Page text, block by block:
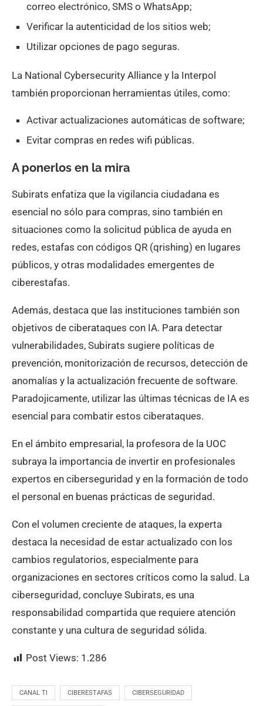
correo electrónico, SMS o WhatsApp;
Verificar la autenticidad de los sitios web;
Utilizar opciones de pago seguras.
La National Cybersecurity Alliance y la Interpol
también proporcionan herramientas útiles, como:
Activar actualizaciones automáticas de software;
Evitar compras en redes wifi públicas.
A ponerlos en la mira
Subirats enfatiza que la vigilancia ciudadana es
esencial no sólo para compras, sino también en
situaciones como la solicitud pública de ayuda en
redes, estafas con códigos QR (qrishing) en lugares
públicos, y otras modalidades emergentes de
ciberestafas.
Además, destaca que las instituciones también son
objetivos de ciberataques con IA. Para detectar
vulnerabilidades, Subirats sugiere políticas de
prevención, monitorización de recursos, detección de
anomalías y la actualización frecuente de software.
Paradojicamente, utilizar las últimas técnicas de IA es
esencial para combatir estos ciberataques.
En el ámbito empresarial, la profesora de la UOC
subraya la importancia de invertir en profesionales
expertos en ciberseguridad y en la formación de todo
el personal en buenas prácticas de seguridad.
Con el volumen creciente de ataques, la experta
destaca la necesidad de estar actualizado con los
cambios regulatorios, especialmente para
organizaciones en sectores críticos como la salud. La
ciberseguridad, concluye Subirats, es una
responsabilidad compartida que requiere atención
constante y una cultura de seguridad sólida.
Post Views: 1.286
CANAL TI CIBERESTAFAS CIBERSEGURIDAD